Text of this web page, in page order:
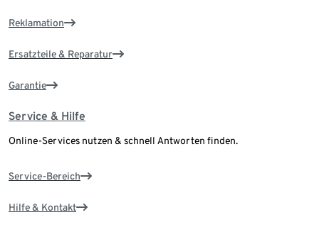
Reklamation
Ersatzteile & Reparatur
Garantie
Service & Hilfe
Online-Services nutzen & schnell Antworten finden.
Service-Bereich
Hilfe & Kontakt